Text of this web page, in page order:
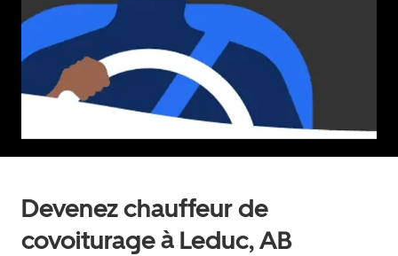
Devenez chauffeur de
covoiturage à Leduc, AB